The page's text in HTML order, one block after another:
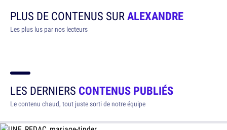
PLUS DE CONTENUS SURALEXANDRE
Les plus lus par nos lecteurs
LES DERNIERS CONTENUS PUBLIÉS
Le contenu chaud, tout juste sorti de notre équipe